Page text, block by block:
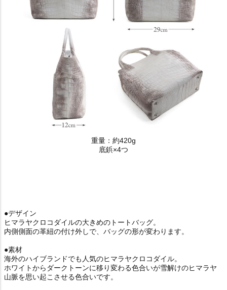
重量：約420g
底鋲×4つ
●デザイン
ヒマラヤクロコダイルの大きめのトートバッグ。
内側側面の革紐の付け外しで、バッグの形が変わります。
●素材
海外のハイブランドでも人気のヒマラヤクロコダイル。
ホワイトからダークトーンに移り変わる色合いが雪解けのヒマラヤ
山脈を思い起こさせる色合いです。